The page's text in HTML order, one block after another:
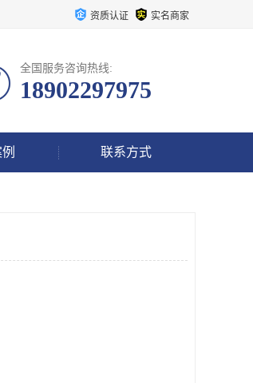
资质认证 实名商家
全国服务咨询热线:
18902297975
联系方式